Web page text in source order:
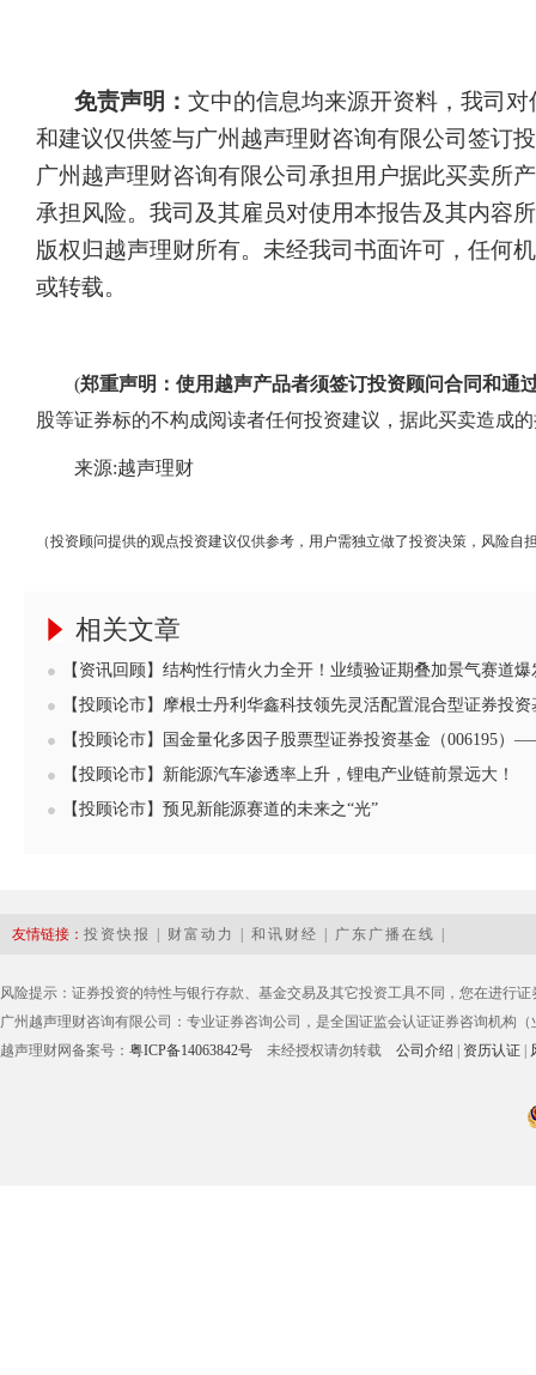
免责声明： 文中的信息均来源开资料，我司
和建议仅供签与广州越声理财咨询有限公司签订
广州越声理财咨询有限公司承担用户据此买卖所
承担风险。我司及其雇员对使用本报告及其内容
版权归越声理财所有。未经我司书面许可，任何
或转载。
(郑重声明：使用越声产品者须签订投资顾问合同和通
股等证券标的不构成阅读者任何投资建议，据此买卖造成
来源:越声理财
（投资顾问提供的观点投资建议仅供参考，用户需独立做了投资决策，风险自
相关文章
【资讯回顾】结构性行情火力全开！业绩验证期叠加景气赛道
【投顾论市】摩根士丹利华鑫科技领先灵活配置混合型证券
【投顾论市】国金量化多因子股票型证券投资基金（006195）
【投顾论市】新能源汽车渗透率上升，锂电产业链前景远大！
【投顾论市】预见新能源赛道的未来之“光”
友情链接： 投资快报 财富动力 和讯财经 广东广播在线
风险提示：证券投资的特性与银行存款、基金交易及其它投资工具不同，您在进行
广州越声理财咨询有限公司：专业证券咨询公司，是全国证监会认证证券咨询机构
越声理财网备案号： 粤ICP备14063842号 未经授权请勿转载 公司介绍 资历认证